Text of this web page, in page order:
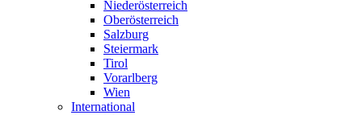
Niederösterreich
Oberösterreich
Salzburg
Steiermark
Tirol
Vorarlberg
Wien
International